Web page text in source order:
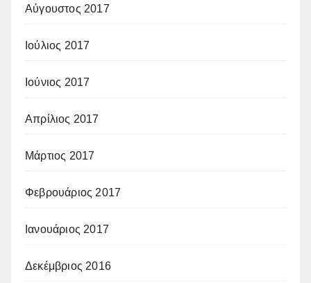
Αύγουστος 2017
Ιούλιος 2017
Ιούνιος 2017
Απρίλιος 2017
Μάρτιος 2017
Φεβρουάριος 2017
Ιανουάριος 2017
Δεκέμβριος 2016